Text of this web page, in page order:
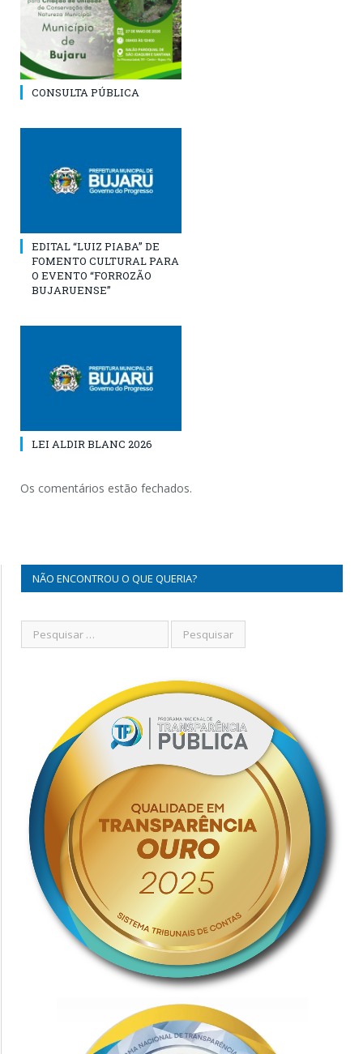
CONSULTA PÚBLICA
EDITAL “LUIZ PIABA” DE
FOMENTO CULTURAL PARA
O EVENTO “FORROZÃO
BUJARUENSE”
LEI ALDIR BLANC 2026
Os comentários estão fechados.
NÃO ENCONTROU O QUE QUERIA?